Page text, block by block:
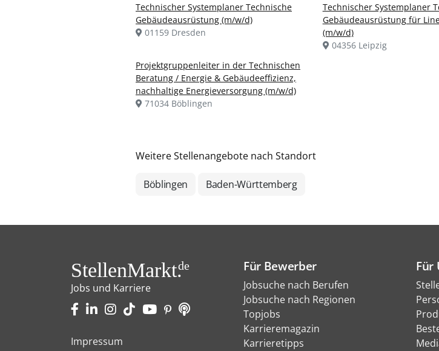
Technischer Systemplaner Technische
Gebäudeausrüstung (m/w/d)
01159 Dresden
Technischer Systemplaner
Gebäudeausrüstung für
(m/w/d)
04356 Leipzig
Projektgruppenleiter in der Technischen
Beratung / Energie & Gebäudeeffizienz,
nachhaltige Energieversorgung (m/w/d)
71034 Böblingen
Weitere Stellenangebote nach Standort
Böblingen Baden-Württemberg
StellenMarkt.de
Jobs und Karriere
Impressum
Für Bewerber
Jobsuche nach Berufen
Jobsuche nach Regionen
Topjobs
Karrieremagazin
Karrieretipps
Für